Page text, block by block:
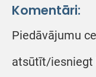
Komentāri:
Piedāvājumu
atsūtīt/iesniegt